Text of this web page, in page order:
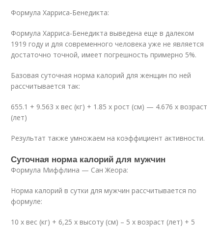
Формула Харриса-Бенедикта:
Формула Харриса-Бенедикта выведена еще в далеком
1919 году и для современного человека уже не является
достаточно точной, имеет погрешность примерно 5%.
Базовая суточная норма калорий для женщин по ней
рассчитывается так:
655.1 + 9.563 х вес (кг) + 1.85 х рост (см) — 4.676 х возраст
(лет)
Результат также умножаем на коэффициент активности.
Суточная норма калорий для мужчин
Формула Миффлина — Сан Жеора:
Норма калорий в сутки для мужчин рассчитывается по
формуле:
10 х вес (кг) + 6,25 х высоту (см) – 5 х возраст (лет) + 5